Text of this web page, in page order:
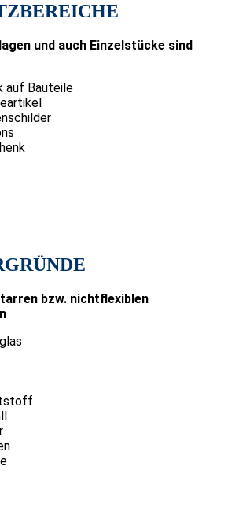
und auch Einzelstücke sind
auf Bauteile
bzw. nichtflexiblen